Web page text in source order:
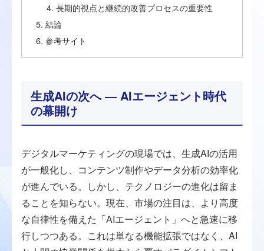
長期的視点と継続的改善プロセスの重要性
結論
参考サイト
生成AIの次へ ― AIエージェント時代
の幕開け
デジタルマーケティングの現場では、生成AIの活用
が一般化し、コンテンツ制作やデータ分析の効率化
が進んでいる。しかし、テクノロジーの進化は留ま
ることを知らない。現在、市場の注目は、より高度
な自律性を備えた「AIエージェント」へと急速に移
行しつつある。これは単なる機能拡張ではなく、AI